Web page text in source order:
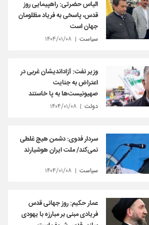
الیاس حضرتی: راهپیمایی روز
قدس، پاسخی به فریاد مظلومان
جهان است
سیاست ۱۴۰۴/۰۱/۰۸
وزیر نفت: آزاداندیشان غربی در
اعتراض به جنایت‌
صهیونیست‌ها به پا خاستند
دولت ۱۴۰۴/۰۱/۰۸
سردار فدوی: دشمن هیچ غلطی
نمی‌کند/ ملت ایران هوشیار‌ند
سیاست ۱۴۰۴/۰۱/۰۸
عمار حکیم: روز جهانی قدس
فریادی مبنی بر مبارزه با یهودی